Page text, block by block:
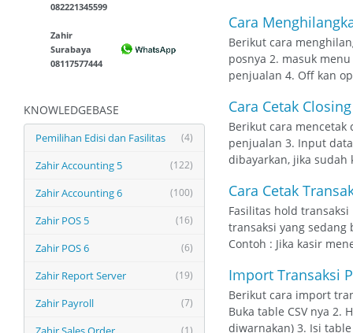
082221345599
Zahir
Surabaya
08117577444
KNOWLEDGEBASE
(4)
Pemilihan Edisi dan Fasilitas
(122)
Zahir Accounting 5
(100)
Zahir Accounting 6
(16)
Zahir POS 5
(6)
Zahir POS 6
(19)
Zahir Report Server
(7)
Zahir Payroll
(1)
Cara
Berikut cara
posnya 2. masuk
penjualan 4. Off kan
Cara Cetak
Berikut cara mencetak
penjualan 3. Input
dibayarkan, jika sudah
Cara Cetak
Fasilitas hold
transaksi yang
Contoh : Jika kasir
Import Transaksi
Berikut cara import
Buka table CSV nya 2.
diwarnakan) 3. Isi